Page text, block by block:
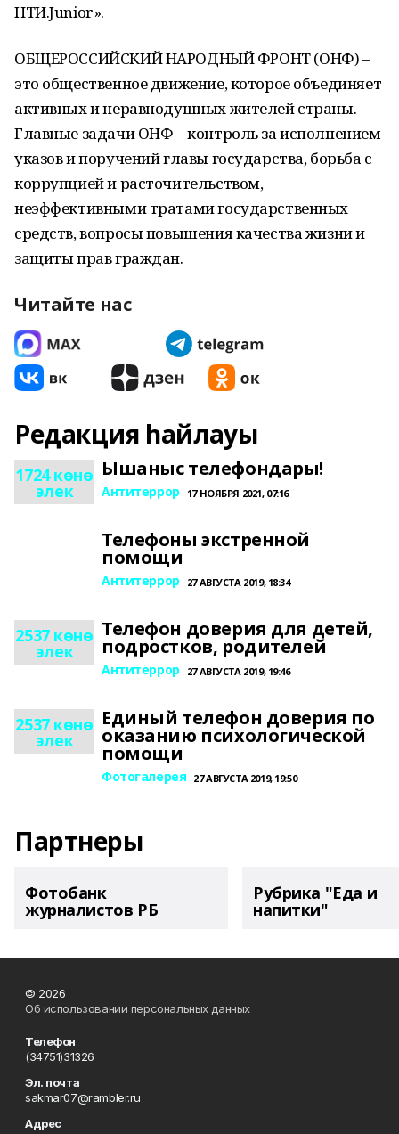
НТИ.Junior».
ОБЩЕРОССИЙСКИЙ НАРОДНЫЙ ФРОНТ (ОНФ) –
это общественное движение, которое объединяет
активных и неравнодушных жителей страны.
Главные задачи ОНФ – контроль за исполнением
указов и поручений главы государства, борьба с
коррупцией и расточительством,
неэффективными тратами государственных
средств, вопросы повышения качества жизни и
защиты прав граждан.
Читайте нас
Редакция һайлауы
1724 көнө
элек
Ышаныс телефондары!
Антитеррор 17 НОЯБРЯ 2021, 07:16
Телефоны экстренной
помощи
Антитеррор 27 АВГУСТА 2019, 18:34
2537 көнө
элек
Телефон доверия для детей,
подростков, родителей
Антитеррор 27 АВГУСТА 2019, 19:46
2537 көнө
элек
Единый телефон доверия по
оказанию психологической
помощи
Фотогалерея 27 АВГУСТА 2019, 19:50
Партнеры
Фотобанк
журналистов РБ
Рубрика "Еда и
напитки"
© 2026
Об использовании персональных данных
Телефон
(34751)31326
Эл. почта
sakmar07@rambler.ru
Адрес